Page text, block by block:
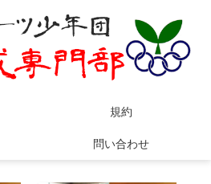
規約
問い合わせ